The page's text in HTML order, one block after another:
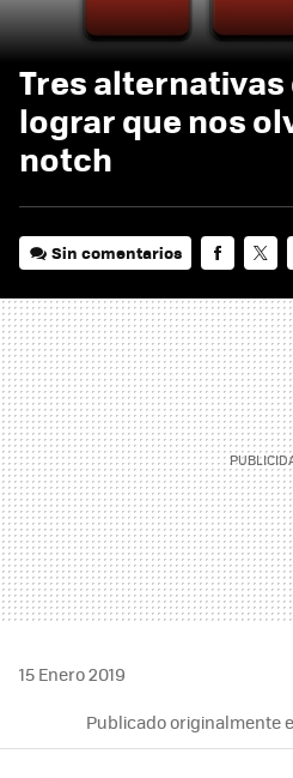
Tres
lograr que nos
notch
Sin comentarios
15 Enero 2019
Publicado originalmente